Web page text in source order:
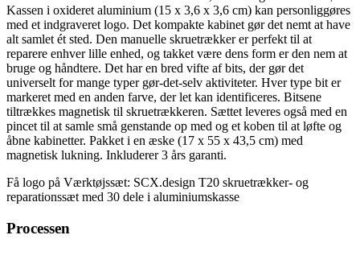
Kassen i oxideret aluminium (15 x 3,6 x 3,6 cm) kan personliggøres
med et indgraveret logo. Det kompakte kabinet gør det nemt at have
alt samlet ét sted. Den manuelle skruetrækker er perfekt til at
reparere enhver lille enhed, og takket være dens form er den nem at
bruge og håndtere. Det har en bred vifte af bits, der gør det
universelt for mange typer gør-det-selv aktiviteter. Hver type bit er
markeret med en anden farve, der let kan identificeres. Bitsene
tiltrækkes magnetisk til skruetrækkeren. Sættet leveres også med en
pincet til at samle små genstande op med og et koben til at løfte og
åbne kabinetter. Pakket i en æske (17 x 55 x 43,5 cm) med
magnetisk lukning. Inkluderer 3 års garanti.
Få logo på Værktøjssæt: SCX.design T20 skruetrækker- og
reparationssæt med 30 dele i aluminiumskasse
Processen